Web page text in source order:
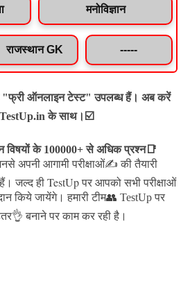
मनोविज्ञान
राजस्थान GK -----
ऑनलाइन टेस्ट" उपलब्ध हैं। अब करें
TestUp.in के साथ।☑️
विषयों के 100000+ से अधिक प्रश्न📑
अपनी आगामी परीक्षाओं✍️ की तैयारी
हैं।जल्द ही TestUp पर आपको सभी परीक्षाओं
किये जायेंगे। हमारी टीम👥 TestUp पर
बनाने पर काम कर रही है।